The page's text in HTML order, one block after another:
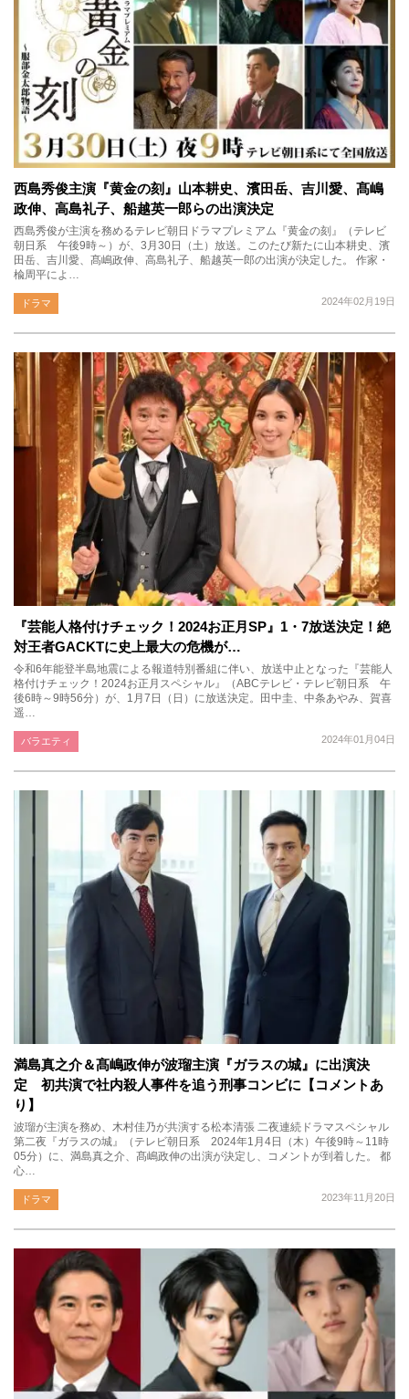
西島秀俊主演『黄金の刻』山本耕史、濱田岳、吉川愛、髙嶋
政伸、高島礼子、船越英一郎らの出演決定
西島秀俊が主演を務めるテレビ朝日ドラマプレミアム『黄金の刻』（テレビ
朝日系 午後9時～）が、3月30日（土）放送。このたび新たに山本耕史、濱
田岳、吉川愛、髙嶋政伸、高島礼子、船越英一郎の出演が決定した。 作家・
楡周平によ…
2024年02月19日
ドラマ
『芸能人格付けチェック！2024お正月SP』1・7放送決定！絶
対王者GACKTに史上最大の危機が…
令和6年能登半島地震による報道特別番組に伴い、放送中止となった『芸能人
格付けチェック！2024お正月スペシャル』（ABCテレビ・テレビ朝日系 午
後6時～9時56分）が、1月7日（日）に放送決定。田中圭、中条あやみ、賀喜
遥…
2024年01月04日
バラエティ
満島真之介＆髙嶋政伸が波瑠主演『ガラスの城』に出演決
定 初共演で社内殺人事件を追う刑事コンビに【コメントあ
り】
波瑠が主演を務め、木村佳乃が共演する松本清張 二夜連続ドラマスペシャル
第二夜『ガラスの城』（テレビ朝日系 2024年1月4日（木）午後9時～11時
05分）に、満島真之介、髙嶋政伸の出演が決定し、コメントが到着した。 都
心…
2023年11月20日
ドラマ